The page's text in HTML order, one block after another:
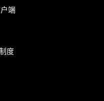
端
度